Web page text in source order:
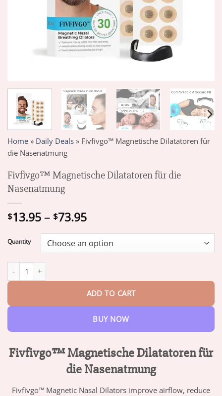
Home » Daily Deals » Fivfivgo™ Magnetische Dilatatoren für
die Nasenatmung
Fivfivgo™ Magnetische Dilatatoren für die
Nasenatmung
$13.95 – $73.95Price
$13.95
through
Quantity
ADD TO CART
BUY NOW
Fivfivgo™ Magnetische Dilatatoren für
die Nasenatmung
Fivfivgo™ Magnetic Nasal Dilators improve airflow, reduce